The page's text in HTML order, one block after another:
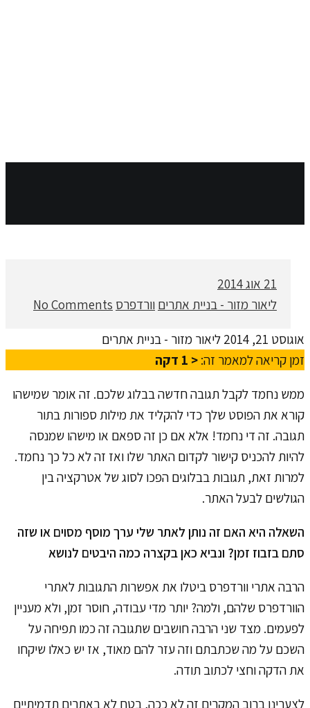
21 אוג 2014
ליאור מזור - בניית אתרים וורדפרס No Comments
אוגוסט 21, 2014
ליאור מזור - בניית אתרים
זמן קריאה למאמר זה: < 1 דקה
ממש נחמד לקבל תגובה חדשה בבלוג שלכם. זה אומר שמישהו
קורא את הפוסט שלך כדי להקליד את מילות ספורות בתור
תגובה. זה די נחמד! אלא אם כן זה ספאם או מישהו שמנסה
להיות להכניס קישור לקדום האתר שלו ואז זה לא כל כך נחמד.
למרות זאת, תגובות בבלוגים הפכו לסוג של אטרקציה בין
הגולשים לבעל האתר.
השאלה היא האם זה נותן לאתר שלי ערך מוסף מסוים או שזה
סתם בזבוז זמן? ונביא כאן בקצרה כמה היבטים לנושא
הרבה אתרי וורדפרס ביטלו את אפשרות התגובות לאתרי
הוורדפרס שלהם, ולמה? יותר מדי עבודה, חוסר זמן, ולא מעניין
לפעמים. מצד שני הרבה חושבים שתגובה זה כמו תפיחה על
השכם על מה שכתבתם וזה עזר להם מאוד, אז יש כאלו שיקחו
את הדקה וחצי לכתוב תודה.
לצערינו ברוב המקרים זה לא ככה, בטח לא באתרים תדמיתיים